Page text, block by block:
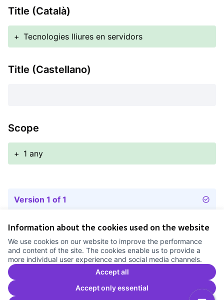
Information about the cookies used on the website
We use cookies on our website to improve the performance
and content of the site. The cookies enable us to provide a
more individual user experience and social media channels.
Accept all
Accept only essential
Title (Català)
+ Tecnologies lliures en servidors
Title (Castellano)
Scope
+ 1 any
Version 1 of 1
Cookie settings
Comunitat Canòdrom at Facebook
(External link)
Comunitat Canòdrom at Instagram
(External link)
Comunitat Canòdrom at YouTube
(External link)
English
Triar la llenguaElegir el idiomaChoose language